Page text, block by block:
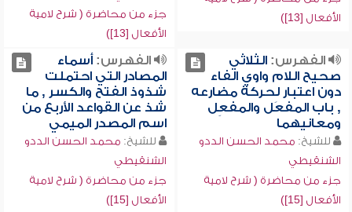
الأفعال [13])
جزء من محاضرة ( شرح لامية
الأفعال [13])
الفهرس:الثلاثي
صحيح اللام واوي الفاء
دون اعتبار لحركة مضارعه
, باب المفعَل والمفعِل
ومعانيهما
للشيخ: محمد الحسن الددو
الشنقيطي
جزء من محاضرة ( شرح لامية
الأفعال [15])
الفهرس:أسماء
المصادر التي احتملت
شذوذ الفتح والكسر , ما
شذ عن القواعد الأربع من
اسم المصدر الميمي
للشيخ: محمد الحسن الددو
الشنقيطي
جزء من محاضرة ( شرح لامية
الأفعال [15])